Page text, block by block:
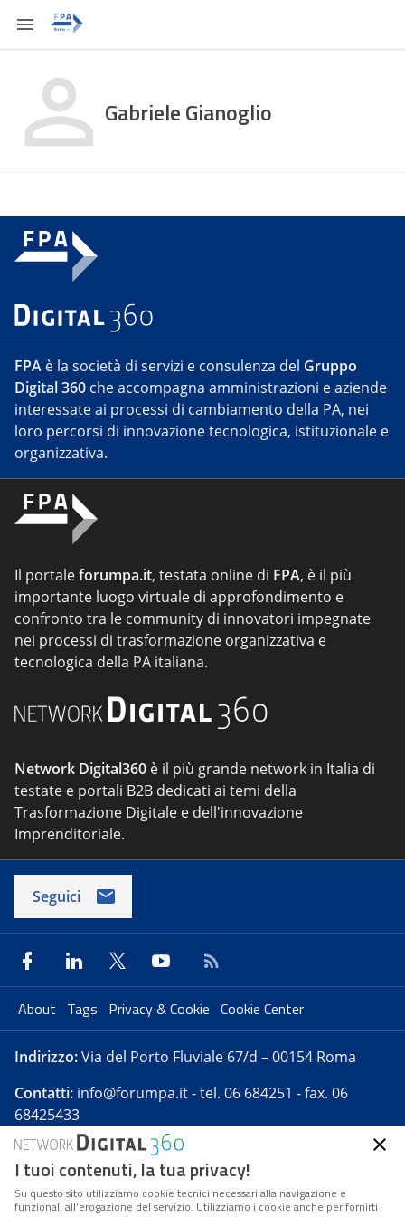
Gabriele Gianoglio
FPA è la società di servizi e consulenza del Gruppo
Digital 360 che accompagna amministrazioni e aziende
interessate ai processi di cambiamento della PA, nei
loro percorsi di innovazione tecnologica, istituzionale e
organizzativa.
Il portaleforumpa.it, testata online di FPA, è il più
importante luogo virtuale di approfondimento e
confronto tra le community di innovatori impegnate
nei processi di trasformazione organizzativa e
tecnologica della PA italiana.
Network Digital360 è il più grande network in Italia di
testate e portali B2B dedicati ai temi della
Trasformazione Digitale e dell'innovazione
Imprenditoriale.
Seguici
About Tags Privacy & Cookie Cookie Center
Indirizzo:Via del Porto Fluviale 67/d – 00154 Roma
Contatti: info@forumpa.it- tel. 06 684251 - fax. 06
68425433
Forumpa.itè una pubblicazione telematica iscritta
presso Registro della stampa del Tribunale di Roma -
Reg. n. 182 del 2 maggio 2008 - Direttore resp. Michela
I tuoi contenuti, la tua privacy!
Su questo sito utilizziamo cookie tecnici necessari alla navigazione e
funzionali all’erogazione del servizio. Utilizziamo i cookie anche per fornirti